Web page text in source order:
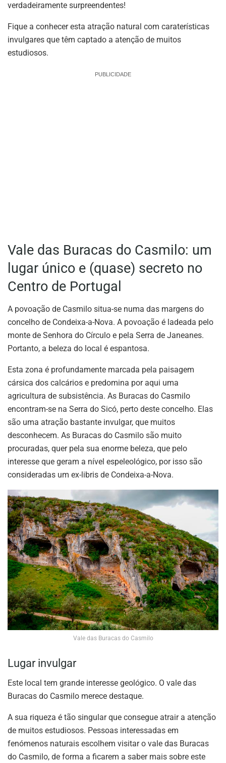
verdadeiramente surpreendentes!
Fique a conhecer esta atração natural com caraterísticas
invulgares que têm captado a atenção de muitos
estudiosos.
PUBLICIDADE
Vale das Buracas do Casmilo: um
lugar único e (quase) secreto no
Centro de Portugal
A povoação de Casmilo situa-se numa das margens do
concelho de Condeixa-a-Nova. A povoação é ladeada pelo
monte de Senhora do Círculo e pela Serra de Janeanes.
Portanto, a beleza do local é espantosa.
Esta zona é profundamente marcada pela paisagem
cársica dos calcários e predomina por aqui uma
agricultura de subsistência. As Buracas do Casmilo
encontram-se na Serra do Sicó, perto deste concelho. Elas
são uma atração bastante invulgar, que muitos
desconhecem. As Buracas do Casmilo são muito
procuradas, quer pela sua enorme beleza, que pelo
interesse que geram a nível espeleológico, por isso são
consideradas um ex-libris de Condeixa-a-Nova.
Vale das Buracas do Casmilo
Lugar invulgar
Este local tem grande interesse geológico. O vale das
Buracas do Casmilo merece destaque.
A sua riqueza é tão singular que consegue atrair a atenção
de muitos estudiosos. Pessoas interessadas em
fenómenos naturais escolhem visitar o vale das Buracas
do Casmilo, de forma a ficarem a saber mais sobre este